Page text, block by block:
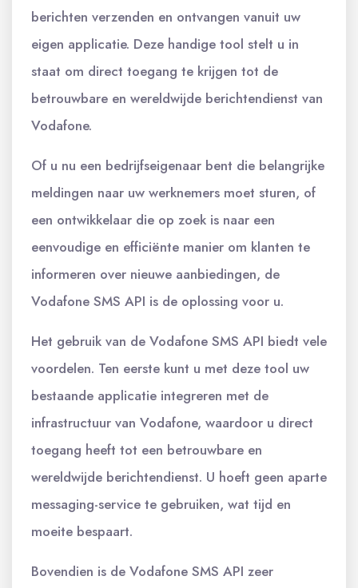
berichten verzenden en ontvangen vanuit uw
eigen applicatie. Deze handige tool stelt u in
staat om direct toegang te krijgen tot de
betrouwbare en wereldwijde berichtendienst van
Vodafone.
Of u nu een bedrijfseigenaar bent die belangrijke
meldingen naar uw werknemers moet sturen, of
een ontwikkelaar die op zoek is naar een
eenvoudige en efficiënte manier om klanten te
informeren over nieuwe aanbiedingen, de
Vodafone SMS API is de oplossing voor u.
Het gebruik van de Vodafone SMS API biedt vele
voordelen. Ten eerste kunt u met deze tool uw
bestaande applicatie integreren met de
infrastructuur van Vodafone, waardoor u direct
toegang heeft tot een betrouwbare en
wereldwijde berichtendienst. U hoeft geen aparte
messaging-service te gebruiken, wat tijd en
moeite bespaart.
Bovendien is de Vodafone SMS API zeer